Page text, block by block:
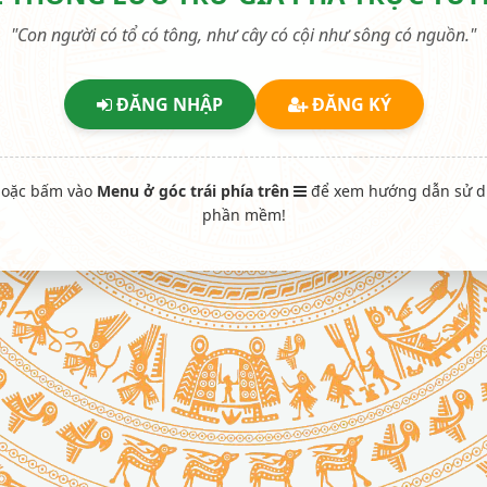
"Con người có tổ có tông, như cây có cội như sông có nguồn."
ĐĂNG NHẬP ĐĂNG KÝ
bấm vào Menu ở góc trái phía trên
để xem hướng dẫn sử
phần mềm!